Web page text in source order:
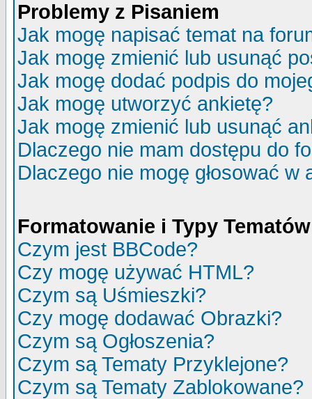
Problemy z Pisaniem
Jak mogę napisać temat na
Jak mogę zmienić lub usunąć
Jak mogę dodać podpis do
Jak mogę utworzyć ankietę?
Jak mogę zmienić lub usunąć
Dlaczego nie mam dostępu do
Dlaczego nie mogę głosować w
Formatowanie i Typy Tematów
Czym jest BBCode?
Czy mogę używać HTML?
Czym są Uśmieszki?
Czy mogę dodawać Obrazki?
Czym są Ogłoszenia?
Czym są Tematy Przyklejone?
Czym są Tematy Zablokowane?